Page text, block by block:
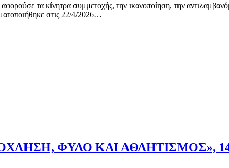
τα κίνητρα συμμετοχής, την ικανοποίηση, την
στις 22/4/2026…
ΦΥΛΟ ΚΑΙ ΑΘΛΗΤΙΣΜΟΣ», 14